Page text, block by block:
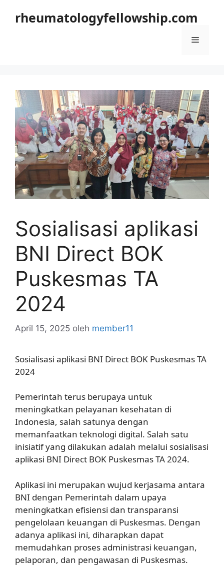
rheumatologyfellowship.com
Menu
Sosialisasi aplikasi
BNI Direct BOK
Puskesmas TA
2024
April 15, 2025 oleh member11
Sosialisasi aplikasi BNI Direct BOK Puskesmas TA
2024
Pemerintah terus berupaya untuk
meningkatkan pelayanan kesehatan di
Indonesia, salah satunya dengan
memanfaatkan teknologi digital. Salah satu
inisiatif yang dilakukan adalah melalui sosialisasi
aplikasi BNI Direct BOK Puskesmas TA 2024.
Aplikasi ini merupakan wujud kerjasama antara
BNI dengan Pemerintah dalam upaya
meningkatkan efisiensi dan transparansi
pengelolaan keuangan di Puskesmas. Dengan
adanya aplikasi ini, diharapkan dapat
memudahkan proses administrasi keuangan,
pelaporan, dan pengawasan di Puskesmas.